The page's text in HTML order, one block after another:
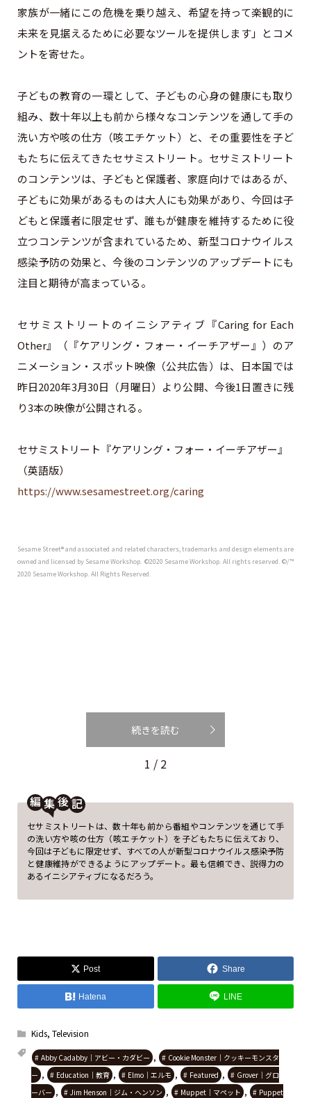
家族が一緒にこの危機を乗り越え、希望を持って楽観的に
未来を見据えるために必要なツールを提供します」とコメ
ントを寄せた。
子どもの教育の一環として、子どもの心身の健康にも取り
組み、数十年以上も前から様々なコンテンツを通して手の
洗い方や咳の仕方（咳エチケット）と、その重要性を子ど
もたちに伝えてきたセサミストリート。セサミストリート
のコンテンツは、子どもと保護者、家庭向けではあるが、
子どもに効果があるものは大人にも効果があり、今回は子
どもと保護者に限定せず、誰もが健康を維持するために役
立つコンテンツが含まれているため、新型コロナウイルス
感染予防の効果と、今後のコンテンツのアップデートにも
注目と期待が高まっている。
セサミストリートのイニシアティブ『Caring for Each
Other』（『ケアリング・フォー・イーチアザー』）のア
ニメーション・スポット映像（公共広告）は、日本国では
昨日2020年3月30日（月曜日）より公開、今後1日置きに残
り3本の映像が公開される。
セサミストリート『ケアリング・フォー・イーチアザー』
（英語版）
https://www.sesamestreet.org/caring
Sesame Street® and associated and related characters, trademarks and design elements are
owned and licensed by Sesame Workshop. ©2020 Sesame Workshop. All rights reserved. ©/™
2020 Sesame Workshop. All Rights Reserved.
続きを読む
1 / 2
編
後
セサミストリートは、数十年も前から番組やコンテンツを通じて手
の洗い方や咳の仕方（咳エチケット）を子どもたちに伝えており、
今回は子どもに限定せず、すべての人が新型コロナウイルス感染予防
と健康維持ができるようにアップデート。最も信頼でき、説得力の
あるイニシアティブになるだろう。
Post Share
Hatena LINE
Kids, Television
Abby Cadabby｜アビー・カダビー ,
Cookie Monster｜クッキーモンスタ
ー , Education｜教育 , Elmo｜エルモ , Featured ,
Grover｜グロ
ーバー , Jim Henson｜ジム・ヘンソン , Muppet｜マペット ,
Puppet